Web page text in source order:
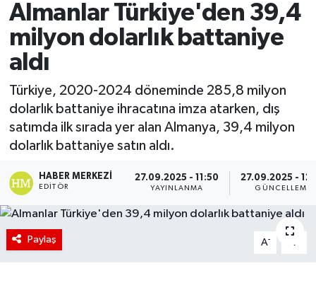
Almanlar Türkiye'den 39,4
milyon dolarlık battaniye
aldı
Türkiye, 2020-2024 döneminde 285,8 milyon
dolarlık battaniye ihracatına imza atarken, dış
satımda ilk sırada yer alan Almanya, 39,4 milyon
dolarlık battaniye satın aldı.
HABER MERKEZI
EDITÖR
27.09.2025 - 11:50
YAYINLANMA
27.09.2025 -
GÜNCELLEME
Paylaş A- A
Yaşam